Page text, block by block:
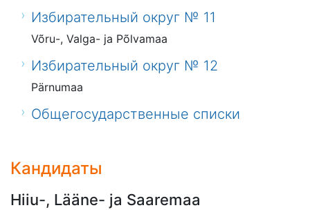
Избирательный округ № 11
Võru-, Valga- ja Põlvamaa
Избирательный округ № 12
Pärnumaa
Общегосударственные списки
Кандидаты
Hiiu-, Lääne- ja Saaremaa